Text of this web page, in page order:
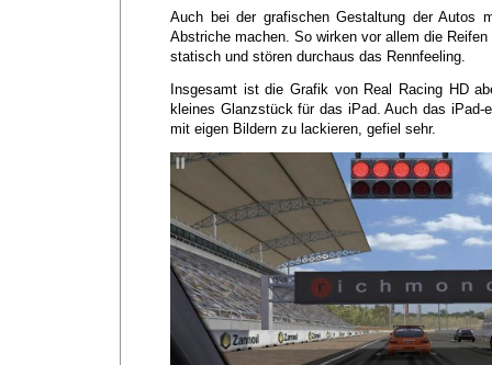
Auch bei der grafischen Gestaltung der Autos
Abstriche machen. So wirken vor allem die Reifen
statisch und stören durchaus das Rennfeeling.
Insgesamt ist die Grafik von Real Racing HD
kleines Glanzstück für das iPad. Auch das iPad-
mit eigen Bildern zu lackieren, gefiel sehr.